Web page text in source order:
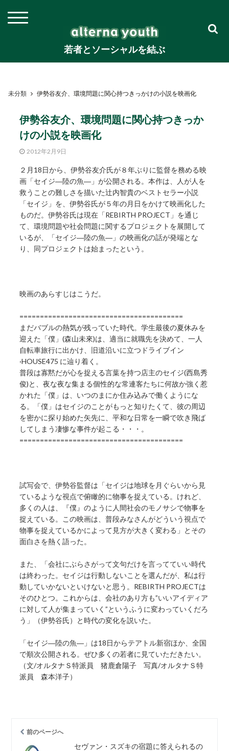
若者とソーシャルを結ぶ
未分類 伊勢谷友介、環境問題に関心持つきっかけの小説を映画化
伊勢谷友介、環境問題に関心持つきっか
けの小説を映画化
2012年2月9日
２月18日から、伊勢谷友介氏が８年ぶりに監督を務める映
画「セイジ―陸の魚―」が公開される。本作は、人が人を
救うことの難しさを描いた辻内智貴のベストセラー小説
「セイジ」を、伊勢谷氏が５年の月日をかけて映画化した
ものだ。伊勢谷氏は現在「REBIRTH PROJECT」を通じ
て、環境問題や社会問題に関するプロジェクトを展開して
いるが、「セイジ―陸の魚―」の映画化の話が発端とな
り、同プロジェクトは始まったという。
映画のあらすじはこうだ。
========================================
まだバブルの熱気が残っていた時代。学生最後の夏休みを
迎えた「僕」(森山未來)は、適当に就職先を決めて、一人
自転車旅行に出かけ、旧道沿いに立つドライブイン
·HOUSE475 に辿り着く。
普段は寡黙だが心を捉える言葉を持つ店主のセイジ(西島秀
俊)と、夜な夜な集まる個性的な常連客たちに何故か強く惹
かれた「僕」は、いつのまにか住み込みで働くようにな
る。「僕」はセイジのことがもっと知りたくて、彼の周辺
を密かに探り始めた矢先に、平和な日常を一瞬で吹き飛ば
してしまう凄惨な事件が起こる・・・。
========================================
試写会で、伊勢谷監督は「セイジは地球を月ぐらいから見
ているような視点で俯瞰的に物事を捉えている。けれど、
多くの人は、『僕』のように人間社会のモノサシで物事を
捉えている。この映画は、普段みなさんがどういう視点で
物事を捉えているかによって見方が大きく変わる」とその
面白さを熱く語った。
また、「会社にぶらさがって文句だけを言ってていい時代
は終わった。セイジは行動しないことを選んだが、私は行
動していかないといけないと思う。REBIRTH PROJECTは
そのひとつ。これからは、会社のあり方も”いいアイディア
に対して人が集まっていく”というふうに変わっていくだろ
う」（伊勢谷氏）と時代の変化を説いた。
「セイジ―陸の魚―」は18日からテアトル新宿ほか、全国
で順次公開される。ぜひ多くの若者に見ていただきたい。
（文/オルタナＳ特派員 猪鹿倉陽子 写真/オルタナＳ特
派員 森本洋子）
前のページへ
セヴァン・スズキの宿題に答えられるの